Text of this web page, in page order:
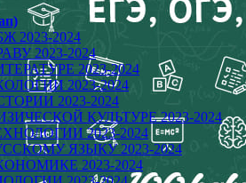
2023-2024
2023-2024
2023-2024
2023-2024
2023-2024
КУЛЬТУРЕ 2023-2024
2023-2024
ЯЗЫКУ 2023-2024
2023-2024